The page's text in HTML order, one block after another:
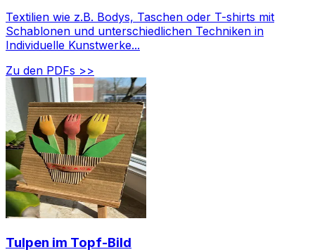
Textilien wie z.B. Bodys, Taschen oder T-shirts mit
Schablonen und unterschiedlichen Techniken in
Individuelle Kunstwerke...
Zu den PDFs >>
Tulpen im Topf-Bild